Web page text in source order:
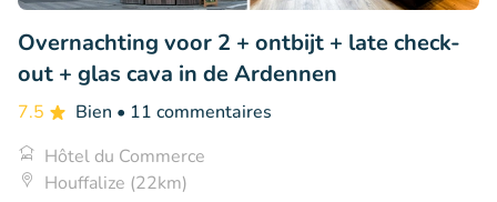
Overnachting voor 2 + ontbijt + late check-
out + glas cava in de Ardennen
7.5 Bien • 11 commentaires
Hôtel du Commerce
Houffalize (22km)